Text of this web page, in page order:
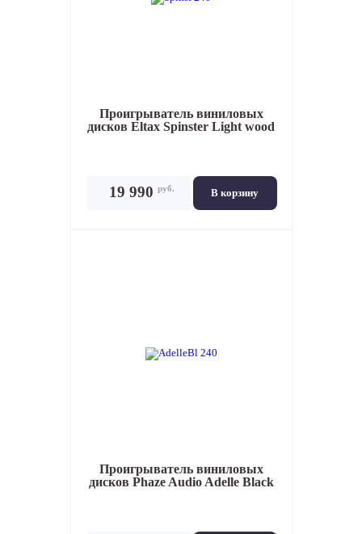
Проигрыватель виниловых
дисков Eltax Spinster Light wood
В корзину
19 990 руб.
Проигрыватель виниловых
дисков Phaze Audio Adelle Black